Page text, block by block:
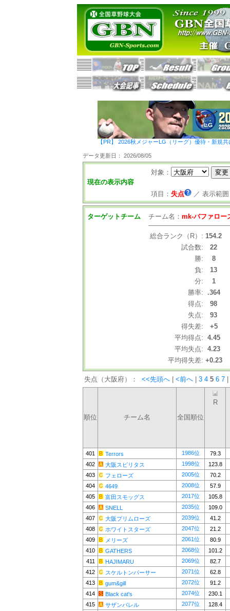
【PR】 2026秋メジャーLG（リーグ）優待・新規
データ更新日： 2026/08/05
現在の表示内容
対象：
項目： 失点 ／ 表示範囲
ターゲットチーム チーム名： mk-バファロー
総合ランク（R）: 154.2
試合数:
22
勝:
8
負:
13
分:
1
勝率:
.364
得点:
98
失点:
93
得失差:
+5
平均得点: 4.45
平均失点: 4.23
平均得失差: +0.23
失点（大阪府）： <<先頭へ <前へ 3 4 5 6 7
順位 チーム名 全国順位
R
401 Terrors 1986位
79.3
402
大阪スピリタス 1998位
123.8
403
フェローズ 2005位
70.2
404
4649 2008位
57.9
405
富田スモッグス 2017位
105.8
406
SNELL 2035位
109.0
407
大阪プリムローズ 2039位
41.2
408
ホワイトスターズ 2047位
21.2
409
メリーズ 2061位
80.9
410
GATHERS 2068位
101.2
411
HAJIMARU 2069位
82.7
412
スケルトンパーサー 2071位
62.8
413
gum&gill 2072位
91.2
414
Black cat's 2074位
230.1
415
サザンバレル 2077位
128.4